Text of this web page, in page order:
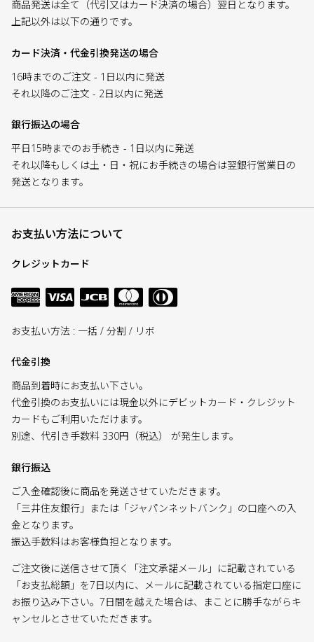
商品発送は全て（代引又はカード決済の場合）翌日となります。
上記以外は以下の通りです。
カード決済・代金引換発送の場合
16時までのご注文 - 1日以内に発送
それ以降のご注文 - 2日以内に発送
銀行振込の場合
平日15時までのお手続き - 1日以内に発送
それ以降もしくは土・日・祝にお手続きの場合は翌銀行営業日の
発送となります。
お支払い方法について
クレジットカード
お支払い方法 : 一括 / 分割 / リボ
代金引換
商品到着時にお支払い下さい。
代金引換のお支払いには現金以外にデビットカード・クレジット
カードもご利用いただけます。
別途、代引き手数料 330円（税込） が発生します。
銀行振込
ご入金確認後に商品を発送させていただきます。
「三井住友銀行」または「ジャパンネットバンク」の口座への入
金となります。
振込手数料はお客様負担となります。
ご注文後に送信させて頂く「注文承諾メール」に記載されている
「お支払総額」を7日以内に、メールに記載されている指定口座に
お振り込み下さい。7日間を越えた場合は、まことに勝手ながらキ
ャンセルとさせていただきます。